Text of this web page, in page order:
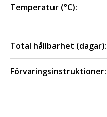
Temperatur (°C):
Total hållbarhet (dagar):
Förvaringsinstruktioner: